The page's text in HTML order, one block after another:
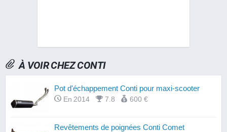
À VOIR CHEZ CONTI
Pot d'échappement Conti pour maxi-scooter
En 2014 7.8 600 €
Revêtements de poignées Conti Comet